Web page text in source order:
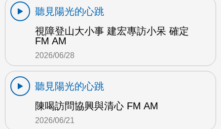
聽見陽光的心跳
視障登山大小事 建宏專訪小呆 確定
FM AM
2026/06/28
聽見陽光的心跳
陳喝訪問協興與清心 FM AM
2026/06/21